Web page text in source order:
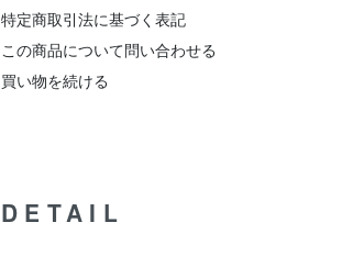
特定商取引法に基づく表記
この商品について問い合わせる
買い物を続ける
DETAIL